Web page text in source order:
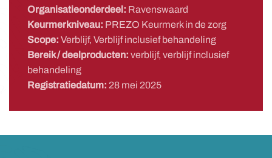
Organisatieonderdeel: Ravenswaard
Keurmerkniveau: PREZO Keurmerk in de zorg
Scope: Verblijf, Verblijf inclusief behandeling
Bereik / deelproducten: verblijf, verblijf inclusief
behandeling
Registratiedatum: 28 mei 2025